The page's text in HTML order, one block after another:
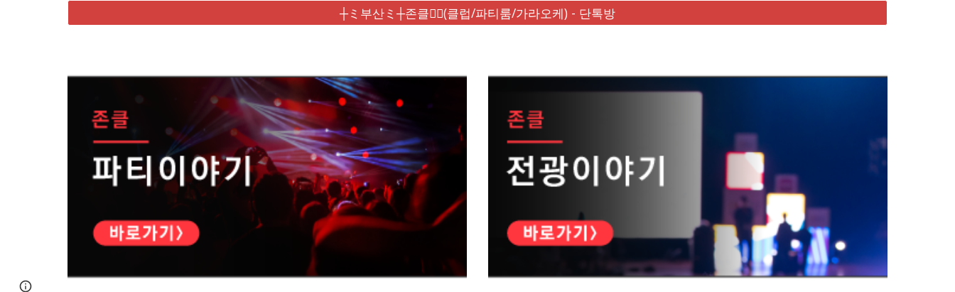
┼ミ부산ミ┼존클❤️‍🔥(클럽/파티룸/가라오케) - 단톡방